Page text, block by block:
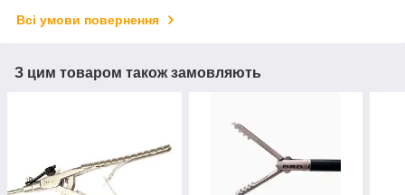
Всі умови повернення
З цим товаром також замовляють